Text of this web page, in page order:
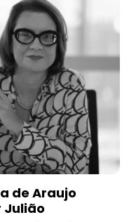
de Araujo
Julião